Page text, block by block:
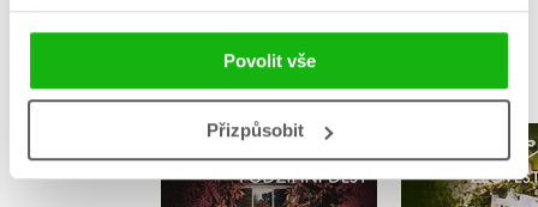
Povolit vše
Přizpůsobit
MOHLO BY VÁS TAKÉ ZAJÍMAT
Podzimní děsy
(audiokniha)